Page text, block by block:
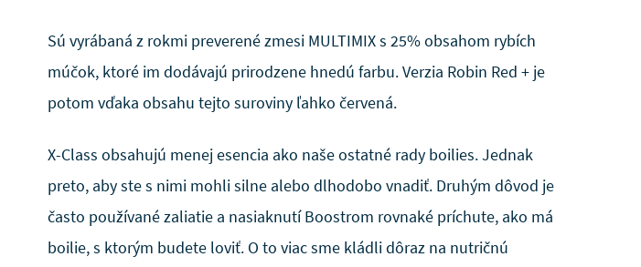
Sú vyrábaná z rokmi preverené zmesi MULTIMIX s 25% obsahom rybích
múčok, ktoré im dodávajú prirodzene hnedú farbu. Verzia Robin Red + je
potom vďaka obsahu tejto suroviny ľahko červená.
X-Class obsahujú menej esencia ako naše ostatné rady boilies. Jednak
preto, aby ste s nimi mohli silne alebo dlhodobo vnadiť. Druhým dôvod je
často používané zaliatie a nasiaknutí Boostrom rovnaké príchute, ako má
boilie, s ktorým budete loviť. O to viac sme kládli dôraz na nutričnú